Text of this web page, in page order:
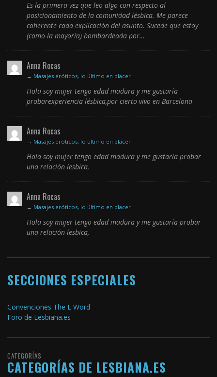
Es la primera vez que leo algo con respecto al
posicionamiento de la comunidad lésbica. Me parece
coherente cada explicación del asunto. Sucede que estoy
(como la mayoría) bombardeada por…
Anna Rocas
→ Masajes eróticos, lo último en placer
Hola soy mujer tengo edad madura y me gustaría
probarexperiencia lésbica,por cierto vivo en Barcelona
Anna Rocas
→ Masajes eróticos, lo último en placer
Hola soy mujer tengo edad madura y me gustaría probar
una relación lesbica,
Anna Rocas
→ Masajes eróticos, lo último en placer
Hola soy mujer tengo edad madura y me gustaría probar
una relación lesbica,
SECCIONES ESPECIALES
Convenciones The L Word
Foro de Lesbiana.es
CATEGORÍAS
CATEGORÍAS DE LESBIANA.ES